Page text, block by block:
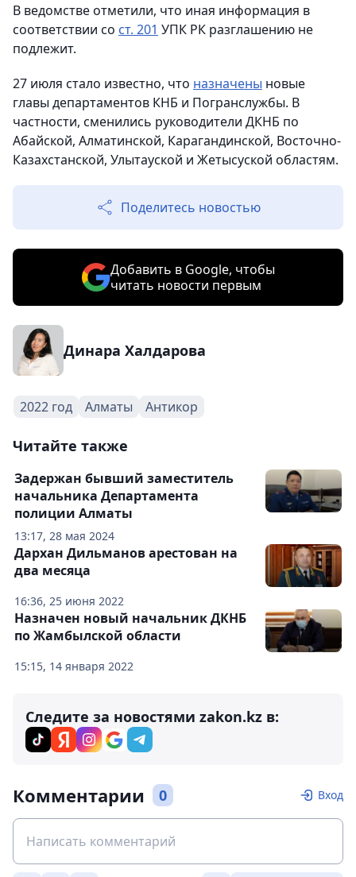
В ведомстве отметили, что иная информация в
соответствии со ст. 201 УПК РК разглашению не
подлежит.
27 июля стало известно, что назначены новые
главы департаментов КНБ и Погранслужбы. В
частности, сменились руководители ДКНБ по
Абайской, Алматинской, Карагандинской, Восточно-
Казахстанской, Улытауской и Жетысуской областям.
Поделитесь новостью
Добавить в Google, чтобы
читать новости первым
Динара Халдарова
2022 год Алматы Антикор
Читайте также
13:17, 28 мая 2024
Задержан бывший заместитель
начальника Департамента
полиции Алматы
16:36, 25 июня 2022
Дархан Дильманов арестован на
два месяца
15:15, 14 января 2022
Назначен новый начальник ДКНБ
по Жамбылской области
Следите за новостями zakon.kz в:
Комментарии 0 Вход